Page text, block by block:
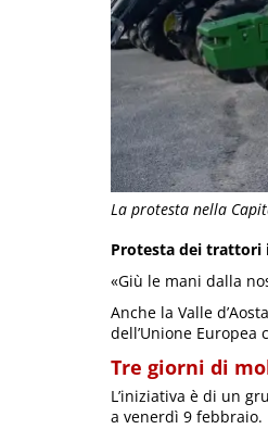
La protesta nella
Protesta dei trattori
«Giù le mani dalla
Anche la Valle
dell’Unione
Tre giorni di
L’iniziativa è di un
a venerdì 9 febbraio.